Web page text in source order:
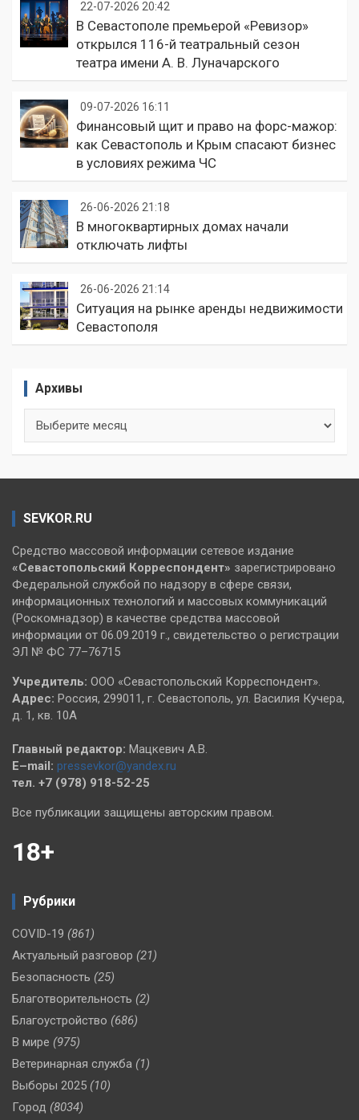
22-07-2026 20:42
В Севастополе премьерой «Ревизор»
открылся 116-й театральный сезон
театра имени А. В. Луначарского
09-07-2026 16:11
Финансовый щит и право на форс-мажор:
как Севастополь и Крым спасают бизнес
в условиях режима ЧС
26-06-2026 21:18
В многоквартирных домах начали
отключать лифты
26-06-2026 21:14
Ситуация на рынке аренды недвижимости
Севастополя
Архивы
SEVKOR.RU
Средство массовой информации сетевое издание
«Севастопольский Корреспондент» зарегистрировано
Федеральной службой по надзору в сфере связи,
информационных технологий и массовых коммуникаций
(Роскомнадзор) в качестве средства массовой
информации от 06.09.2019 г., свидетельство о регистрации
ЭЛ № ФС 77–76715
Учредитель: ООО «Севастопольский Корреспондент».
Адрес: Россия, 299011, г. Севастополь, ул. Василия Кучера,
д. 1, кв. 10А
Главный редактор: Мацкевич А.В.
E–mail: pressevkor@yandex.ru
тел. +7 (978) 918-52-25
Все публикации защищены авторским правом.
18+
Рубрики
COVID-19 (861)
Актуальный разговор (21)
Безопасность (25)
Благотворительность (2)
Благоустройство (686)
В мире (975)
Ветеринарная служба (1)
Выборы 2025 (10)
Город (8034)